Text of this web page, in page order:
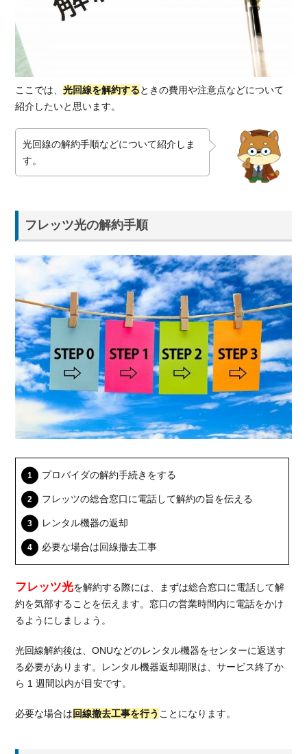
手順
解約
費用
契約解
1.2.2.
精算
1.3.
フレ
ッツ
光を
解約
する
時の
注意
点
1.3.1.
メール
アドレ
スが変
わる場
電話番
号を引
できな
い場合
がある
2.
光
線
解
約
か
ここでは、光回線を解約するときの費用や注意点などについて
紹介したいと思います。
光回線の解約手順などについて紹介しま
す。
フレッツ光の解約手順
プロバイダの解約手続きをする
フレッツの総合窓口に電話して解約の旨を伝える
レンタル機器の返却
必要な場合は回線撤去工事
フレッツ光を解約する際には、まずは総合窓口に電話して解
約を気部することを伝えます。窓口の営業時間内に電話をかけ
るようにしましょう。
光回線解約後は、ONUなどのレンタル機器をセンターに返送す
る必要があります。レンタル機器返却期限は、サービス終了か
ら 1 週間以内が目安です。
必要な場合は回線撤去工事を行う ことになります。